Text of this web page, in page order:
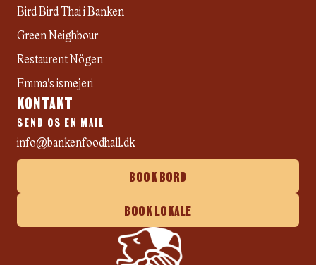
Bird Bird Thai i Banken
Green Neighbour
Restaurent Nögen
Emma's ismejeri
KONTAKT
SEND OS EN MAIL
info@bankenfoodhall.dk
BOOK BORD
BOOK LOKALE